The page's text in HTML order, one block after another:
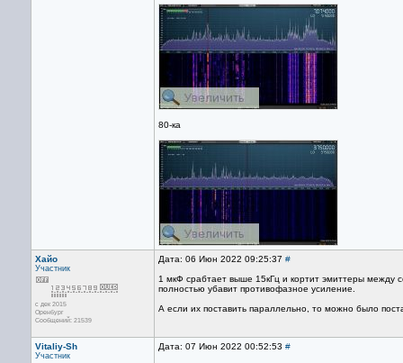
80-ка
Хайо
Участник
с дек 2015
Оренбург
Сообщений: 21539
Дата: 06 Июн 2022 09:25:37 #
1 мкФ срабтает выше 15кГц и кортит эмиттеры
полностью убавит противофазное усиление.
А если их поставить параллельно, то можно было
Vitaliy-Sh
Участник
Дата: 07 Июн 2022 00:52:53 #